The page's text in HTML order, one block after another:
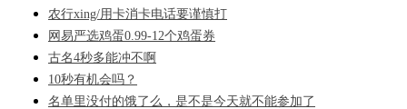
农行xing/用卡消卡电话要谨慎打
网易严选鸡蛋0.99-12个鸡蛋券
古名4秒多能冲不啊
10秒有机会吗？
名单里没付的饿了么，是不是今天就不能参加了